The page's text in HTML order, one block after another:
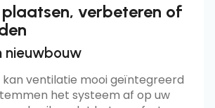
verbeteren of
nieuwbouw
kan ventilatie mooi geïntegreerd
het systeem af op uw